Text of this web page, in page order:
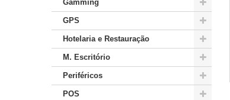
Gamming
GPS
Hotelaria e Restauração
M. Escritório
Periféricos
POS